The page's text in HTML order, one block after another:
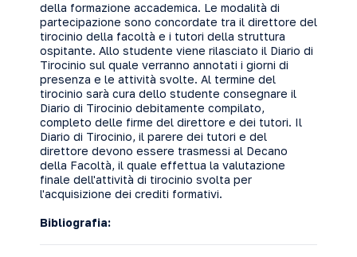
della formazione accademica. Le modalità di
partecipazione sono concordate tra il direttore del
tirocinio della facoltà e i tutori della struttura
ospitante. Allo studente viene rilasciato il Diario di
Tirocinio sul quale verranno annotati i giorni di
presenza e le attività svolte. Al termine del
tirocinio sarà cura dello studente consegnare il
Diario di Tirocinio debitamente compilato,
completo delle firme del direttore e dei tutori. Il
Diario di Tirocinio, il parere dei tutori e del
direttore devono essere trasmessi al Decano
della Facoltà, il quale effettua la valutazione
finale dell'attività di tirocinio svolta per
l'acquisizione dei crediti formativi.
Bibliografia: